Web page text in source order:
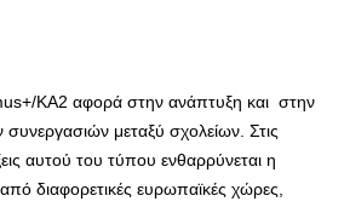
KA2 αφορά στην ανάπτυξη και στην
συνεργασιών μεταξύ σχολείων. Στις
αυτού του τύπου ενθαρρύνεται η
διαφορετικές ευρωπαϊκές χώρες,